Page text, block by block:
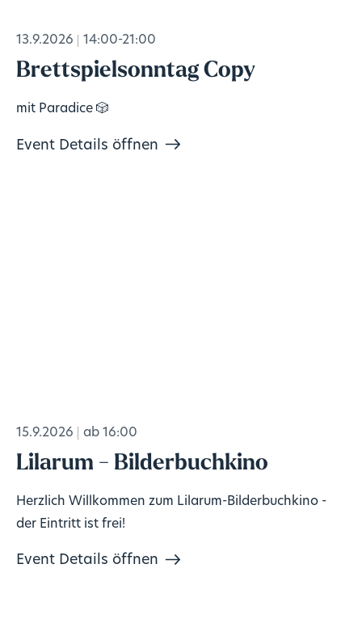
13.9.2026 14:00-21:00
Brettspielsonntag Copy
mit Paradice 🎲
Event Details öffnen
15.9.2026 ab 16:00
Lilarum - Bilderbuchkino
Herzlich Willkommen zum Lilarum-Bilderbuchkino -
der Eintritt ist frei!
Event Details öffnen